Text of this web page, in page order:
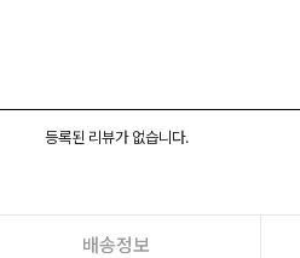
등록된 리뷰가 없습니다.
배송정보